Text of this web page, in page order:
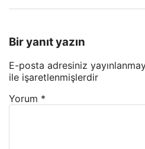
Bir yanıt yazın
E-posta adresiniz
ile işaretlenmişlerdir
Yorum *